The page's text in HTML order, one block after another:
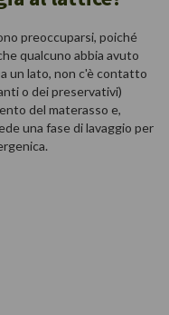
preoccuparsi, poiché
qualcuno abbia avuto
un lato, non c'è contatto
o dei preservativi)
del materasso e,
una fase di lavaggio per